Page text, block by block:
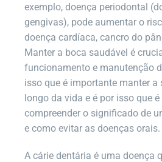
exemplo, doença periodontal
gengivas), pode aumentar o
doença cardíaca, cancro do
Manter a boca saudável é
funcionamento e manutenção
isso que é importante manter a
longo da vida e é por isso que
compreender o significado de
e como evitar as doenças orais.
A cárie dentária é uma doença